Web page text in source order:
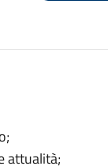
attualità;